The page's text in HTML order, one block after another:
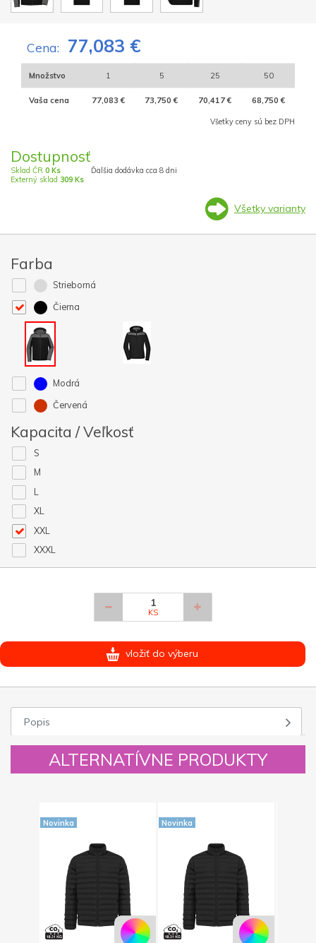
Cena: 77,083 €
Množstvo 1 5 25 50
Vaša cena 77,083 € 73,750 € 70,417 € 68,750 €
Všetky ceny sú bez DPH
Dostupnosť
Sklad ČR 0 Ks
Externý sklad 309 Ks
Ďalšia dodávka cca 8 dni
Všetky varianty
Farba
Strieborná
Čierna
Modrá
Červená
Kapacita / Veľkosť
S
M
L
XL
XXL
XXXL
KS
vložiť do výberu
Popis
ALTERNATÍVNE PRODUKTY
Novinka Novinka